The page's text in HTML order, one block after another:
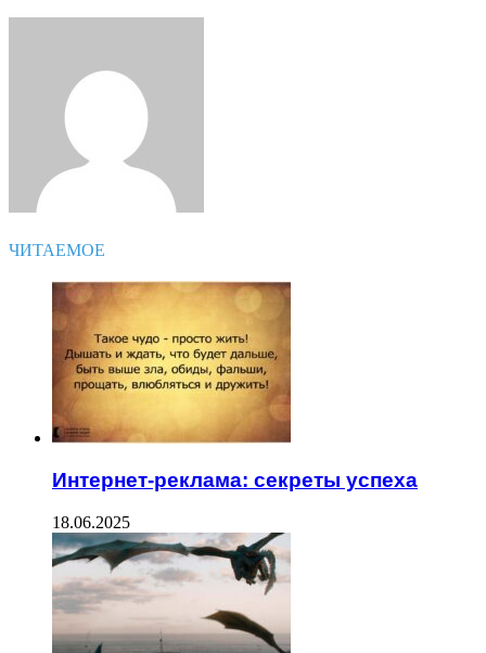
ЧИТАЕМОЕ
Интернет-реклама: секреты успеха
18.06.2025